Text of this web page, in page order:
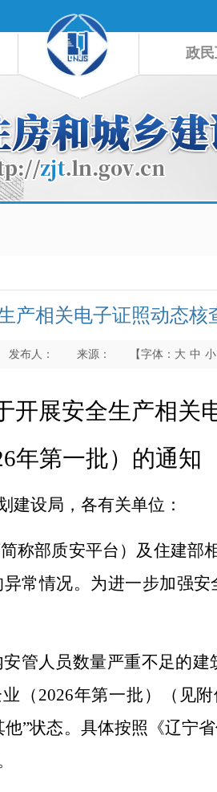
政
产相关电子证照动态核
发布人： 来源： 【字体： 大 中 小
开展安全生产相关
年第一批）的通知
建设局，各有关单位：
称部质安平台）及住建部
常情况。为进一步加强
管人员数量严重不足的建
（ 2026年第一批）（见附
”状态。具体按照《辽宁